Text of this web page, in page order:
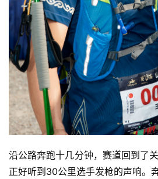
观
察
装
备
训
练
视
沿公路奔跑十几分钟，赛道回到了
正好听到30公里选手发枪的声响。